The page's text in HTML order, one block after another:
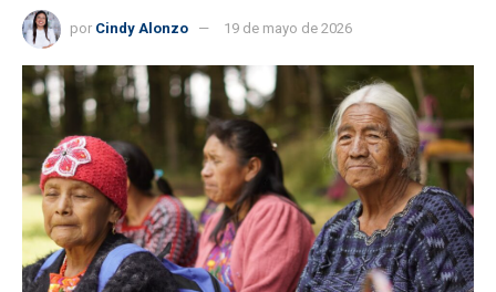
por Cindy Alonzo 19 de mayo de 2026